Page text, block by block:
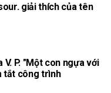
giải thích của tên
P. "Một con ngựa với
tắt công trình